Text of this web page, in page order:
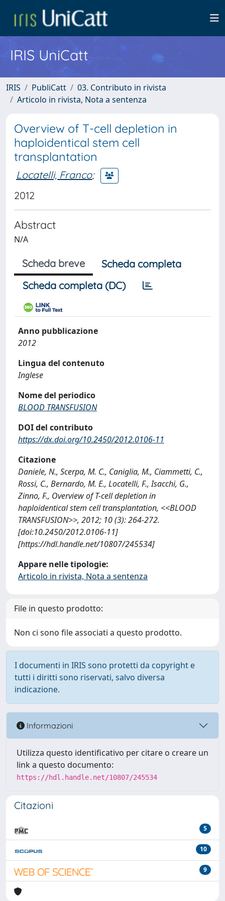
IRIS UniCatt
IRIS PubliCatt
03. Contributo in rivista
Articolo in rivista, Nota a sentenza
Overview of T-cell depletion in
haploidentical stem cell
transplantation
Locatelli, Franco;
2012
Abstract
N/A
Scheda breve
Scheda completa
Scheda completa (DC)
Anno pubblicazione
2012
Lingua del contenuto
Inglese
Nome del periodico
BLOOD TRANSFUSION
DOI del contributo
https://dx.doi.org/10.2450/2012.0106-11
Citazione
Daniele, N., Scerpa, M. C., Caniglia, M., Ciammetti, C.,
Rossi, C., Bernardo, M. E., Locatelli, F., Isacchi, G.,
Zinno, F., Overview of T-cell depletion in
haploidentical stem cell transplantation, <<BLOOD
TRANSFUSION>>, 2012; 10 (3): 264-272.
[doi:10.2450/2012.0106-11]
[https://hdl.handle.net/10807/245534]
Appare nelle tipologie:
Articolo in rivista, Nota a sentenza
File in questo prodotto:
Non ci sono file associati a questo prodotto.
I documenti in IRIS sono protetti da copyright e
tutti i diritti sono riservati, salvo diversa
indicazione.
Informazioni
Utilizza questo identificativo per citare o creare un
link a questo documento:
https://hdl.handle.net/10807/245534
Citazioni
5
10
9